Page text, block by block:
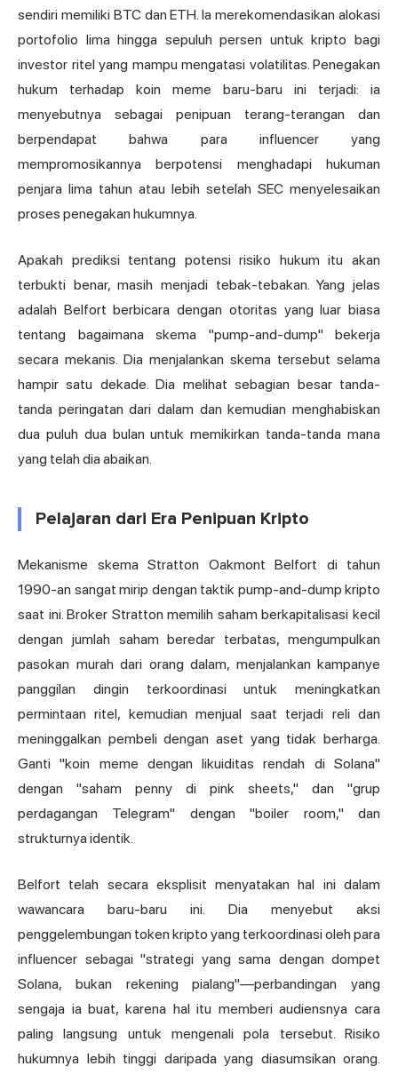
sendiri memiliki BTC dan ETH. Ia merekomendasikan alokasi
portofolio lima hingga sepuluh persen untuk kripto bagi
investor ritel yang mampu mengatasi volatilitas. Penegakan
hukum terhadap koin meme baru-baru ini terjadi: ia
menyebutnya sebagai penipuan terang-terangan dan
berpendapat bahwa para influencer yang
mempromosikannya berpotensi menghadapi hukuman
penjara lima tahun atau lebih setelah SEC menyelesaikan
proses penegakan hukumnya.
Apakah prediksi tentang potensi risiko hukum itu akan
terbukti benar, masih menjadi tebak-tebakan. Yang jelas
adalah Belfort berbicara dengan otoritas yang luar biasa
tentang bagaimana skema "pump-and-dump" bekerja
secara mekanis. Dia menjalankan skema tersebut selama
hampir satu dekade. Dia melihat sebagian besar tanda-
tanda peringatan dari dalam dan kemudian menghabiskan
dua puluh dua bulan untuk memikirkan tanda-tanda mana
yang telah dia abaikan.
Pelajaran dari Era Penipuan Kripto
Mekanisme skema Stratton Oakmont Belfort di tahun
1990-an sangat mirip dengan taktik pump-and-dump kripto
saat ini. Broker Stratton memilih saham berkapitalisasi kecil
dengan jumlah saham beredar terbatas, mengumpulkan
pasokan murah dari orang dalam, menjalankan kampanye
panggilan dingin terkoordinasi untuk meningkatkan
permintaan ritel, kemudian menjual saat terjadi reli dan
meninggalkan pembeli dengan aset yang tidak berharga.
Ganti "koin meme dengan likuiditas rendah di Solana"
dengan "saham penny di pink sheets," dan "grup
perdagangan Telegram" dengan "boiler room," dan
strukturnya identik.
Belfort telah secara eksplisit menyatakan hal ini dalam
wawancara baru-baru ini. Dia menyebut aksi
penggelembungan token kripto yang terkoordinasi oleh para
influencer sebagai "strategi yang sama dengan dompet
Solana, bukan rekening pialang"—perbandingan yang
sengaja ia buat, karena hal itu memberi audiensnya cara
paling langsung untuk mengenali pola tersebut. Risiko
hukumnya lebih tinggi daripada yang diasumsikan orang.